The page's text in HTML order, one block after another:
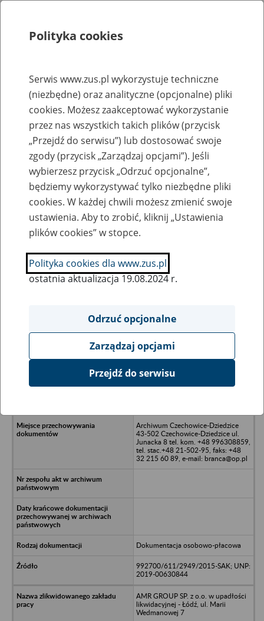
Rejestry, ewidencje i archiwa
Baza zlikwidowanych lub
przekształconych zakładów pracy
Nazwa zakładu pracy:
SZUKAJ
Ukryj wszystkie pozycje bazy
CCP PL Sp. z o.o. w upadłości
Archiwum Czechowice-Dziedzice
43-502 Czechowice-Dziedzice ul.
Junacka 8 tel. kom. +48 996308859,
tel. stac.+48 21-502-95, faks: +48
32 215 60 89, e-mail: branca@op.pl
Dokumentacja osobowo-płacowa
992700/611/2949/2015-SAK; UNP:
2019-00630844
AMR GROUP SP. z o.o. w upadłości
likwidacyjnej - Łódź, ul. Marii
Wedmanowej 7
Polityka cookies
Serwis www.zus.pl wykorzystuje techniczne
(niezbędne) oraz analityczne (opcjonalne) pliki
cookies. Możesz zaakceptować wykorzystanie
przez nas wszystkich takich plików (przycisk
„Przejdź do serwisu”) lub dostosować swoje
zgody (przycisk „Zarządzaj opcjami”). Jeśli
wybierzesz przycisk „Odrzuć opcjonalne”,
będziemy wykorzystywać tylko niezbędne pliki
cookies. W każdej chwili możesz zmienić swoje
ustawienia. Aby to zrobić, kliknij „Ustawienia
plików cookies” w stopce.
Polityka cookies dla www.zus.pl
ostatnia aktualizacja 19.08.2024 r.
Odrzuć opcjonalne
Zarządzaj opcjami
Przejdź do serwisu